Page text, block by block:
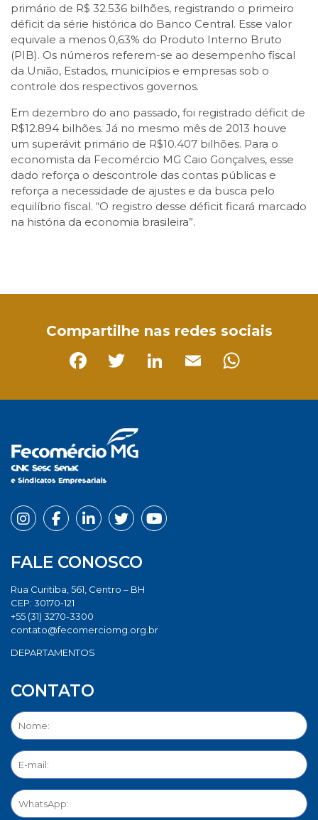
primário de R$ 32.536 bilhões, registrando o primeiro
déficit da série histórica do Banco Central. Esse valor
equivale a menos 0,63% do Produto Interno Bruto
(PIB). Os números referem-se ao desempenho fiscal
da União, Estados, municípios e empresas sob o
controle dos respectivos governos.
Em dezembro do ano passado, foi registrado déficit de
R$12.894 bilhões. Já no mesmo mês de 2013 houve
um superávit primário de R$10.407 bilhões. Para o
economista da Fecomércio MG Caio Gonçalves, esse
dado reforça o descontrole das contas públicas e
reforça a necessidade de ajustes e da busca pelo
equilíbrio fiscal. “O registro desse déficit ficará marcado
na história da economia brasileira”.
Compartilhe nas redes sociais
FALE CONOSCO
Rua Curitiba, 561, Centro – BH
CEP: 30170-121
+55 (31) 3270-3300
contato@fecomerciomg.org.br
DEPARTAMENTOS
CONTATO